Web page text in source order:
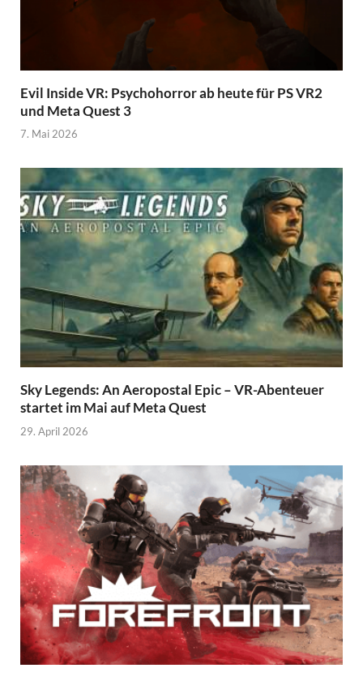
Evil Inside VR: Psychohorror ab heute für PS VR2
und Meta Quest 3
7. Mai 2026
Sky Legends: An Aeropostal Epic – VR-Abenteuer
startet im Mai auf Meta Quest
29. April 2026